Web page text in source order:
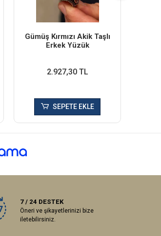
Gümüş Kırmızı Akik Taşlı
Erkek Yüzük
2.927,30 TL
SEPETE EKLE
7 / 24 DESTEK
Öneri ve şikayetlerinizi bize
iletebilirsiniz.